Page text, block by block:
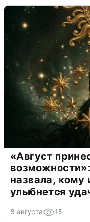
«Август
назвала, кому
улыбнется
8 августа 15